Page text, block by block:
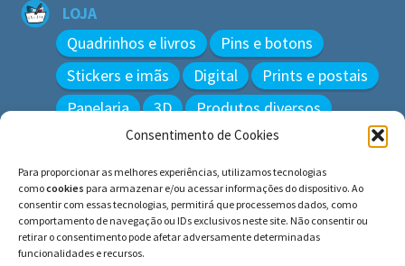
Consentimento de Cookies
Para proporcionar as melhores experiências, utilizamos tecnologias
comocookies para armazenar e/ou acessar informações do dispositivo. Ao
consentir com essas tecnologias, permitirá que processemos dados, como
comportamento de navegação ou IDs exclusivos neste site. Não consentir ou
retirar o consentimento pode afetar adversamente determinadas
funcionalidades e recursos.
LOJA
Quadrinhos e livros
Pins e botons
Stickers e imãs
Digital
Prints e postais
Papelaria
3D Produtos diversos
Pesquisar
por: